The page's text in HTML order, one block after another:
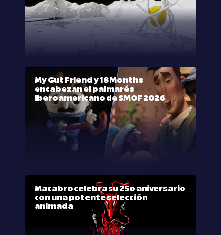
My Gut Friend y 18 Months
encabezan el palmarés
iberoamericano de SMOF 2026
Macabro celebra su 25º aniversario
con una potente selección
animada